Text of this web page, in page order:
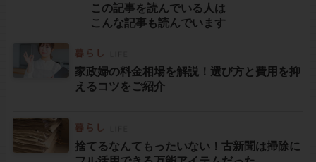
この記事を読んでいる人は
こんな記事も読んでいます
家政婦の料金相場を解説！選び方と費用を抑
えるコツをご紹介
捨てるなんてもったいない！古新聞は掃除に